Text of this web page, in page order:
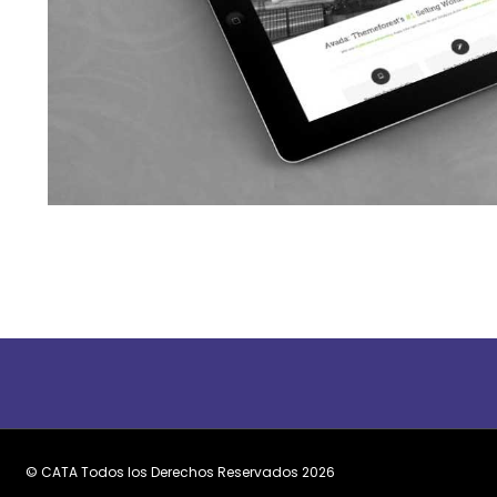
Cat 1 Cat 3 Cat 5
© CATA Todos los Derechos Reservados2026